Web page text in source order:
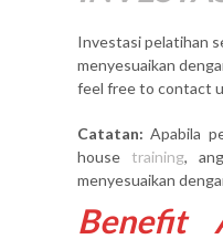
Investasi pelatihan
menyesuaikan
feel free to contact
Catatan: Apabila
house training,
menyesuaikan
Benefit